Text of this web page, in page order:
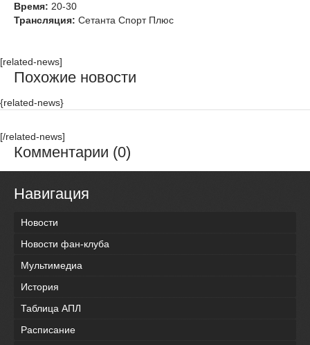
Время: 20-30
Трансляция: Сетанта Спорт Плюс
[related-news]
Похожие новости
{related-news}
[/related-news]
Комментарии (0)
Навигация
Новости
Новости фан-клуба
Мультимедиа
История
Таблица АПЛ
Расписание